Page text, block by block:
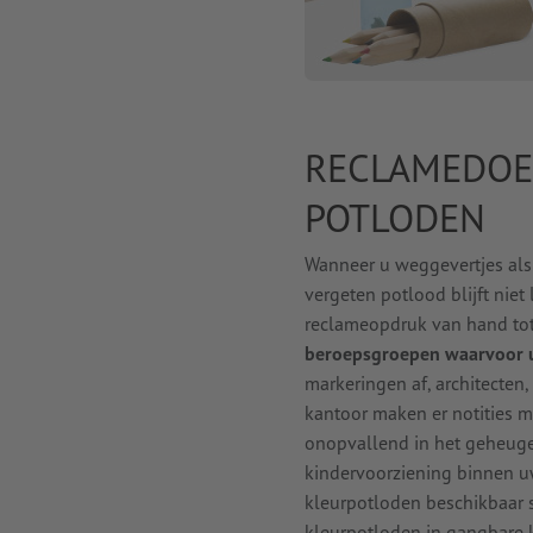
POTLODEN
Wanneer u weggevertjes
vergeten potlood blijft niet
reclameopdruk van hand
beroepsgroepen
markeringen af,
kantoor maken er notities
onopvallend in het
kindervoorziening binnen
kleurpotloden beschikbaar